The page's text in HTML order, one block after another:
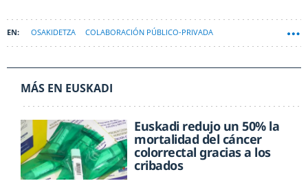
OSAKIDETZA COLABORACIÓN PÚBLICO-PRIVADA
MÁS EN EUSKADI
Euskadi redujo un 50% la
mortalidad del cáncer
colorrectal gracias a los
cribados